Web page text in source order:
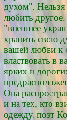
духом". Нельзя
любить другое.
"внешнее
хранить свою
вашей любви к
властвовать в
ярких и
Она
и на тех, кто
одежду, поэт